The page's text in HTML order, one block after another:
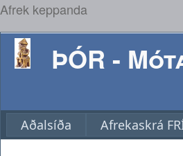
Afrek keppanda
ÞÓR -
Aðalsíða Afrekaskrá